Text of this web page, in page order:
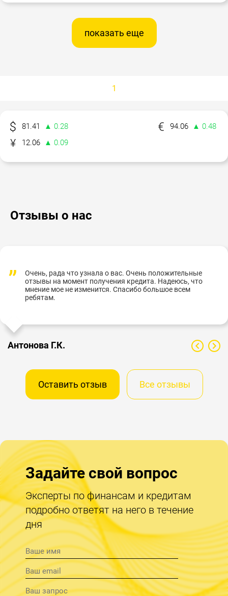
показать еще
1
81.41 ▲ 0.28 94.06
▲ 0.48
12.06
▲ 0.09
Отзывы о нас
Очень, рада что узнала о вас. Очень положительные
отзывы на момент получения кредита. Надеюсь, что
мнение мое не изменится. Спасибо большое всем
ребятам.
Антонова Г.К.
Оставить отзыв Все отзывы
Задайте свой вопрос
Эксперты по финансам и кредитам
подробно ответят на него в течение
дня